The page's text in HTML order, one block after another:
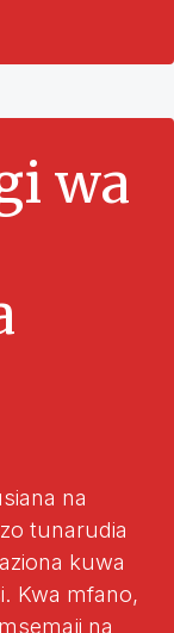
wa
na
tunarudia
kuwa
Kwa mfano,
na